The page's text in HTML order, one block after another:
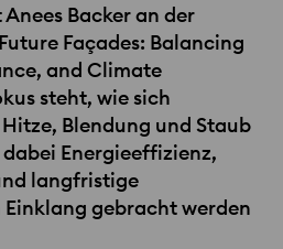
Backer an der
Façades: Balancing
and Climate
steht, wie sich
Blendung und Staub
Energieeffizienz,
langfristige
gebracht werden